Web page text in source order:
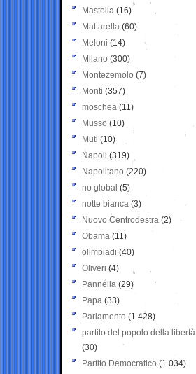
Mastella (16)
Mattarella (60)
Meloni (14)
Milano (300)
Montezemolo (7)
Monti (357)
moschea (11)
Musso (10)
Muti (10)
Napoli (319)
Napolitano (220)
no global (5)
notte bianca (3)
Nuovo Centrodestra (2)
Obama (11)
olimpiadi (40)
Oliveri (4)
Pannella (29)
Papa (33)
Parlamento (1.428)
partito del popolo della libertà
(30)
Partito Democratico (1.034)